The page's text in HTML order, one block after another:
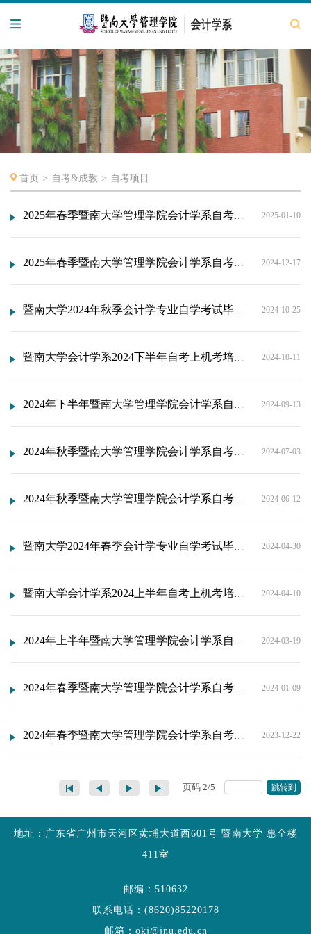
首页 > 自考&成教 > 自考项目
2025年春季暨南大学管理学院会计学系自考会计学专业《毕业论文》分配导师名单 2025-01-10
2025年春季暨南大学管理学院会计学系自考会计学专业《毕业论文》考核及培训安排 2024-12-17
暨南大学2024年秋季会计学专业自学考试毕业论文答辩通知 2024-10-25
暨南大学会计学系2024下半年自考上机考培训及考试安排通知 2024-10-11
2024年下半年暨南大学管理学院会计学系自考《管理系统中计算机应用》 实践课程考试 2024-09-13
2024年秋季暨南大学管理学院会计学系自考会计学专业《毕业论文》分配导师名单 2024-07-03
2024年秋季暨南大学管理学院会计学系自考会计学专业《毕业论文》考核及培训安排 2024-06-12
暨南大学2024年春季会计学专业自学考试毕业论文答辩通知 2024-04-30
暨南大学会计学系2024上半年自考上机考培训及考试 安排通知 2024-04-10
2024年上半年暨南大学管理学院会计学系自考《管理系统中计算机应用》 实践课程考试 2024-03-19
2024年春季暨南大学管理学院会计学系自考会计学专业《毕业论文》分配导师名单 2024-01-09
2024年春季暨南大学管理学院会计学系自考会计学专业《毕业论文》考核及培训安排 2023-12-22
页码 2/5 跳转到
地址：广东省广州市天河区黄埔大道西601号 暨南大学 惠全楼
411室
邮编：510632
联系电话：(8620)85220178
邮箱：okj@jnu.edu.cn